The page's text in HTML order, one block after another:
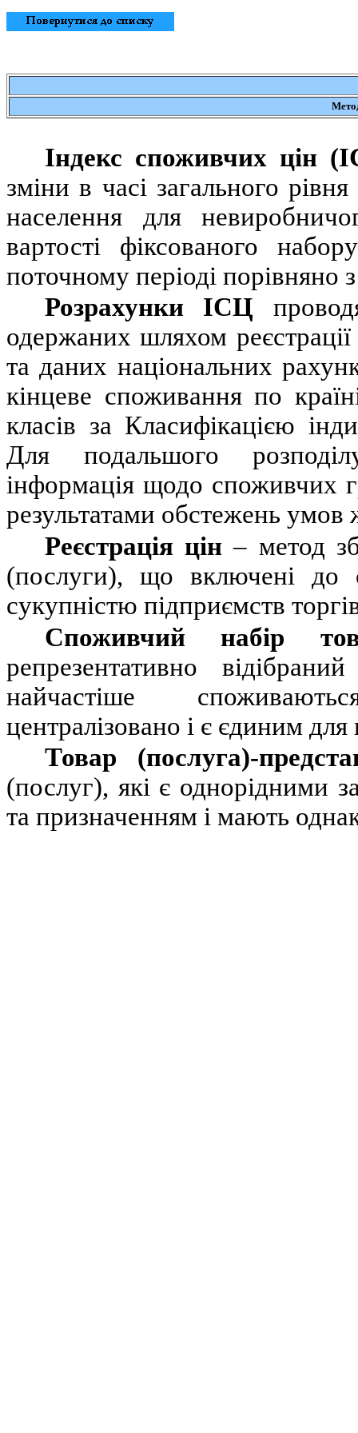
Індекс споживчих цін
зміни в часі загального
населення для
вартості фіксованого
поточному періоді порівняно
Розрахунки ІСЦ
одержаних шляхом
та даних національних
кінцеве споживання по
класів за Класифікацією
Для подальшого
інформація щодо споживчих
результатами обстежень умов
Реєстрація цін– метод
(послуги), що включені до
сукупністю підприємств
Споживчий набір
репрезентативно
найчастіше
централізовано і є єдиним для
Товар (послуга)-
(послуг), які є однорідними
та призначенням і мають